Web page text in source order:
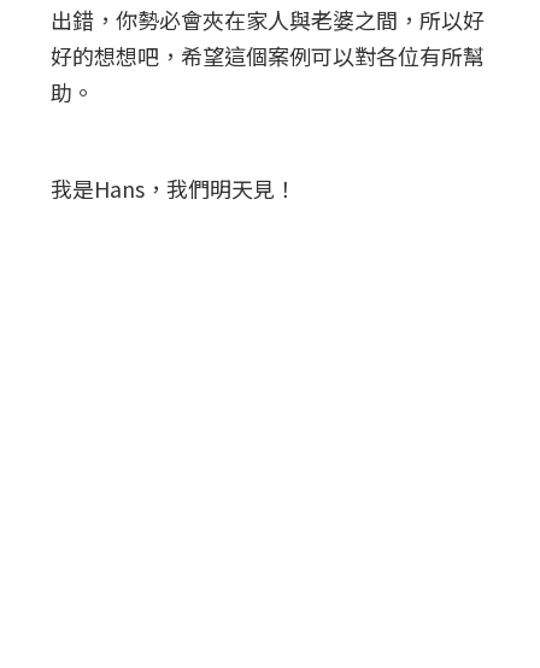
出錯，你勢必會夾在家人與老婆之間，所以好
好的想想吧，希望這個案例可以對各位有所幫
助。
我是Hans，我們明天見！